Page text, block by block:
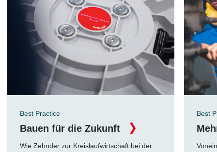
Best Practice
Bauen für die Zukunft
Wie Zehnder zur Kreislaufwirtschaft bei der
Best